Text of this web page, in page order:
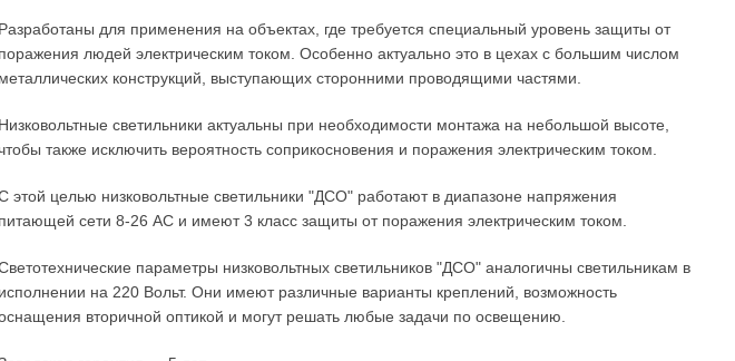
Разработаны для применения на объектах, где требуется специальный уровень защиты от
поражения людей электрическим током. Особенно актуально это в цехах с большим числом
металлических конструкций, выступающих сторонними проводящими частями.
Низковольтные светильники актуальны при необходимости монтажа на небольшой высоте,
также исключить вероятность соприкосновения и поражения электрическим током.
этой целью низковольтные светильники "ДСО" работают в диапазоне напряжения
питающей сети 8-26 АС и имеют 3 класс защиты от поражения электрическим током.
параметры низковольтных светильников "ДСО" аналогичны светильникам в
исполнении на 220 Вольт. Они имеют различные варианты креплений, возможность
вторичной оптикой и могут решать любые задачи по освещению.